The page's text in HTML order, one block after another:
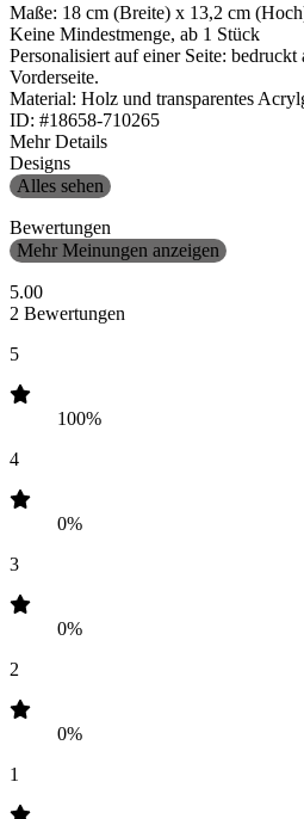
Maße: 18 cm (Breite) x 13,2 cm
Keine Mindestmenge, ab 1 Stück
Personalisiert auf einer Seite: bedruckt
Vorderseite.
Material: Holz und transparentes
ID: #18658-710265
Mehr Details
Designs
Alles sehen
Bewertungen
Mehr Meinungen anzeigen
5.00
2 Bewertungen
5
100%
4
0%
3
0%
2
0%
1